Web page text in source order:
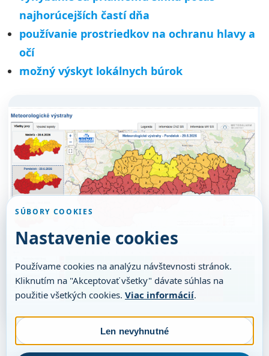
najhorúcejších častí dňa
používanie prostriedkov na ochranu hlavy a
očí
možný výskyt lokálnych búrok
SÚBORY COOKIES
Nastavenie cookies
Používame cookies na analýzu návštevnosti stránok.
Kliknutím na "Akceptovať všetky" dávate súhlas na
použitie všetkých cookies. Viac informácií.
Len nevyhnutné